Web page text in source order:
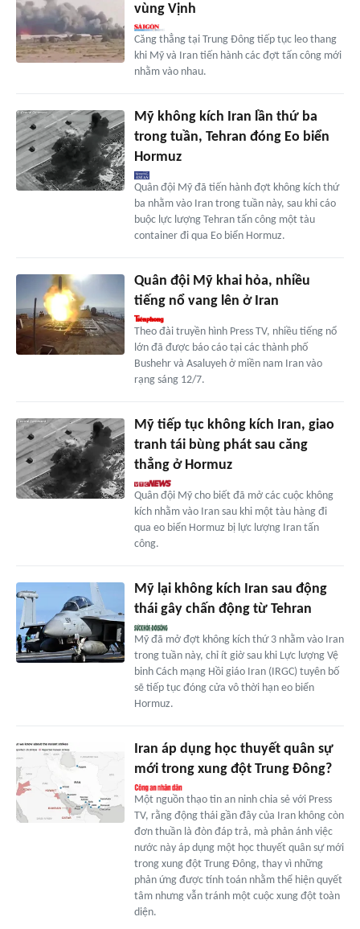
vùng Vịnh
Căng thẳng tại Trung Đông tiếp tục leo thang
khi Mỹ và Iran tiến hành các đợt tấn công mới
nhằm vào nhau.
Mỹ không kích Iran lần thứ ba
trong tuần, Tehran đóng Eo biển
Hormuz
Quân đội Mỹ đã tiến hành đợt không kích thứ
ba nhằm vào Iran trong tuần này, sau khi cáo
buộc lực lượng Tehran tấn công một tàu
container đi qua Eo biển Hormuz.
Quân đội Mỹ khai hỏa, nhiều
tiếng nổ vang lên ở Iran
Theo đài truyền hình Press TV, nhiều tiếng nổ
lớn đã được báo cáo tại các thành phố
Bushehr và Asaluyeh ở miền nam Iran vào
rạng sáng 12/7.
Mỹ tiếp tục không kích Iran, giao
tranh tái bùng phát sau căng
thẳng ở Hormuz
Quân đội Mỹ cho biết đã mở các cuộc không
kích nhằm vào Iran sau khi một tàu hàng đi
qua eo biển Hormuz bị lực lượng Iran tấn
công.
Mỹ lại không kích Iran sau động
thái gây chấn động từ Tehran
Mỹ đã mở đợt không kích thứ 3 nhằm vào Iran
trong tuần này, chỉ ít giờ sau khi Lực lượng Vệ
binh Cách mạng Hồi giáo Iran (IRGC) tuyên bố
sẽ tiếp tục đóng cửa vô thời hạn eo biển
Hormuz.
Iran áp dụng học thuyết quân sự
mới trong xung đột Trung Đông?
Một nguồn thạo tin an ninh chia sẻ với Press
TV, rằng động thái gần đây của Iran không còn
đơn thuần là đòn đáp trả, mà phản ánh việc
nước này áp dụng một học thuyết quân sự mới
trong xung đột Trung Đông, thay vì những
phản ứng được tính toán nhằm thể hiện quyết
tâm nhưng vẫn tránh một cuộc xung đột toàn
diện.